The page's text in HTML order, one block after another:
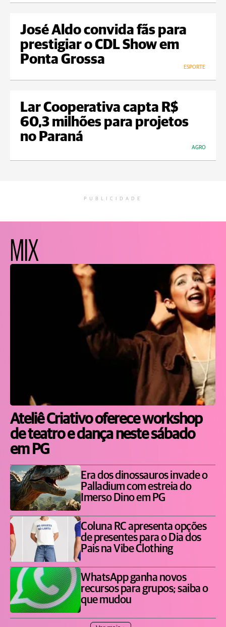
José Aldo convida fãs para
prestigiar o CDL Show em
Ponta Grossa
ESPORTE
Lar Cooperativa capta R$
60,3 milhões para projetos
no Paraná
AGRO
PUBLICIDADE
MIX
Ateliê Criativo oferece workshop
de teatro e dança neste sábado
em PG
Era dos dinossauros invade o
Palladium com estreia do
Imerso Dino em PG
Coluna RC apresenta opções
de presentes para o Dia dos
Pais na Vibe Clothing
WhatsApp ganha novos
recursos para grupos; saiba o
que mudou